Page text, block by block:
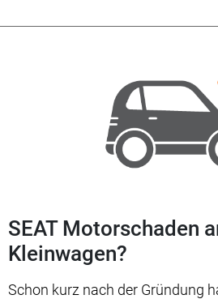
SEAT Motorschaden
Kleinwagen?
Schon kurz nach der Gründung